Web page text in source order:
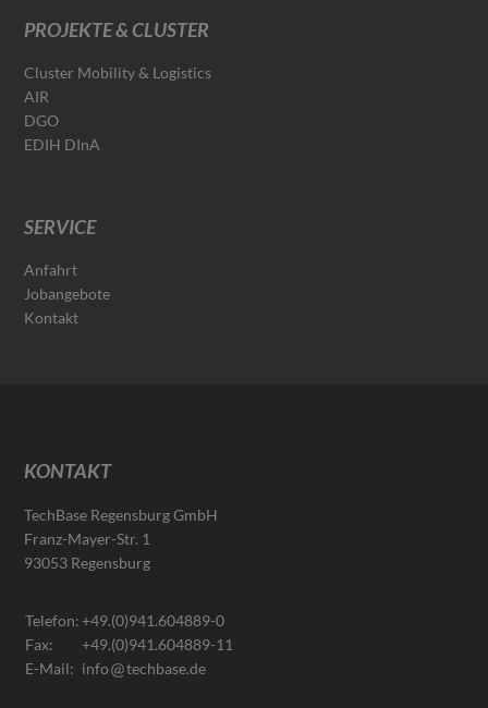
PROJEKTE & CLUSTER
Cluster Mobility & Logistics
AIR
DGO
EDIH DInA
SERVICE
Anfahrt
Jobangebote
Kontakt
KONTAKT
TechBase Regensburg GmbH
Franz-Mayer-Str. 1
93053 Regensburg
Telefon:
Fax:
E-Mail:
+49.(0)941.604889-0
+49.(0)941.604889-11
info
techbase.de